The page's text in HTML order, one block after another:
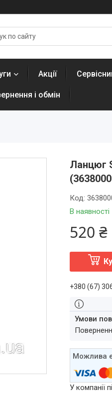
Акції
і обмін
Ланцюг
В наявності
Код:
520 ₴
+380 (67)
У компанії